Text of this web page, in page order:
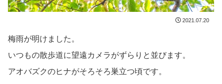
2021.07.20
梅雨が明けました。
いつもの散歩道に望遠カメラがずらりと並びます。
アオバズクのヒナがそろそろ巣立つ頃です。